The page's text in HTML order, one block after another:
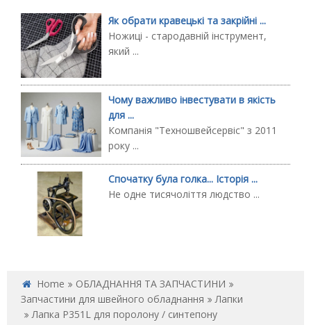
Як обрати кравецькі та закрійні ...
Ножиці - стародавній інструмент,
який ...
Чому важливо інвестувати в якість
для ...
Компанія "Техношвейсервіс" з 2011
року ...
Спочатку була голка... Історія ...
Не одне тисячоліття людство ...
Home
ОБЛАДНАННЯ ТА ЗАПЧАСТИНИ
Запчастини для швейного обладнання
Лапки
Лапка P351L для поролону / синтепону